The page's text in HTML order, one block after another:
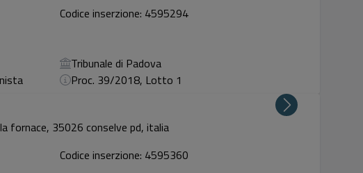
Codice inserzione: 4595294
Tribunale di Padova
Proc. 39/2018, Lotto 1
fornace, 35026 conselve pd, italia
Codice inserzione: 4595360